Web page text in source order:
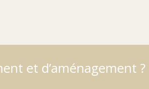
et d’aménagement ?